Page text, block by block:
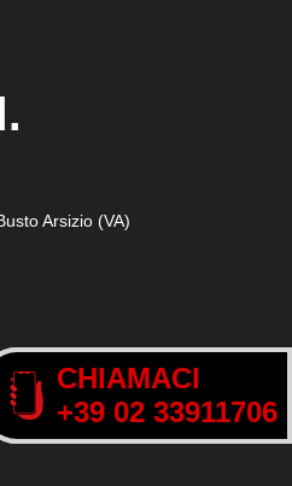
Arsizio (VA)
3 – 20161 Milano (MI)
CHIAMACI
+39 02 33911706
CHIAMACI
+39 02 33911706